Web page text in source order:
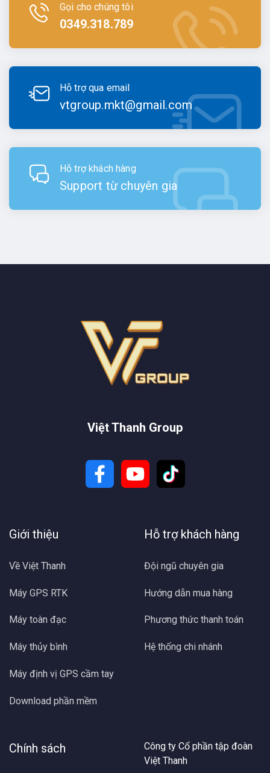
Gọi cho chúng tôi
0349.318.789
Hỗ trợ qua email
vtgroup.mkt@gmail.com
Hỗ trợ khách hàng
Support từ chuyên gia
Việt Thanh Group
Giới thiệu
Về Việt Thanh
Máy GPS RTK
Máy toàn đạc
Máy thủy bình
Máy định vị GPS cầm tay
Download phần mềm
Hỗ trợ khách hàng
Đội ngũ chuyên gia
Hướng dẫn mua hàng
Phương thức thanh toán
Hệ thống chi nhánh
Chính sách
Công ty Cổ phần tập đoàn
Việt Thanh